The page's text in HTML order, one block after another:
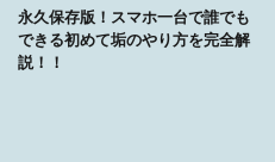
永久保存版！スマホ一台で誰でも
できる初めて垢のやり方を完全解
説！！